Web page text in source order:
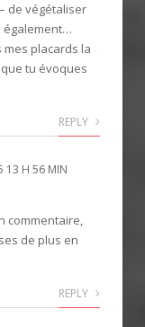
de végétaliser
également…
mes placards la
tu évoques
REPLY
13 H 56 MIN
commentaire,
de plus en
REPLY